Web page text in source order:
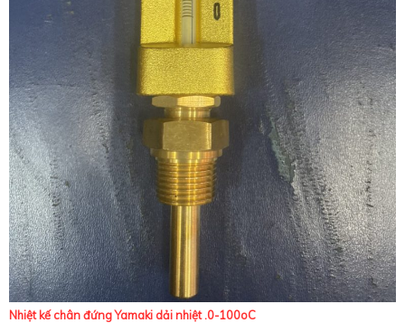
Nhiệt kế chân đứng Yamaki dải nhiệt .0-100oC